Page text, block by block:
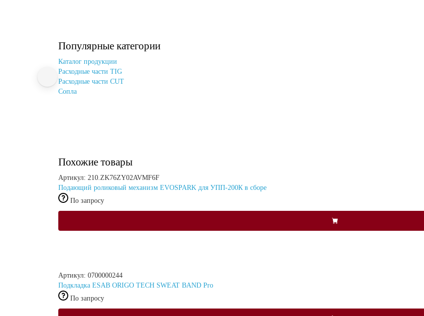
Популярные категории
Каталог продукции
Расходные части TIG
Расходные части CUT
Сопла
Похожие товары
Артикул: 210.ZK76ZY02AVMF6F
Подающий роликовый механизм EVOSPARK для УПП-200К в сборе
По запросу
Артикул: 0700000244
Подкладка ESAB ORIGO TECH SWEAT BAND Pro
По запросу